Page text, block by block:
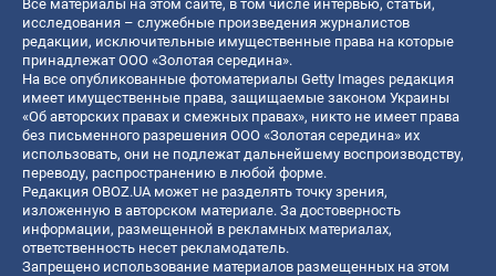
Все материалы на этом сайте, в том числе интервью, статьи,
исследования – служебные произведения журналистов
редакции, исключительные имущественные права на которые
принадлежат ООО «Золотая середина».
На все опубликованные фотоматериалы Getty Images редакция
имеет имущественные права, защищаемые законом Украины
«Об авторских правах и смежных правах», никто не имеет права
без письменного разрешения ООО «Золотая середина» их
использовать, они не подлежат дальнейшему воспроизводству,
переводу, распространению в любой форме.
Редакция OBOZ.UA может не разделять точку зрения,
изложенную в авторском материале. За достоверность
информации, размещенной в рекламных материалах,
ответственность несет рекламодатель.
Запрещено использование материалов размещенных на этом